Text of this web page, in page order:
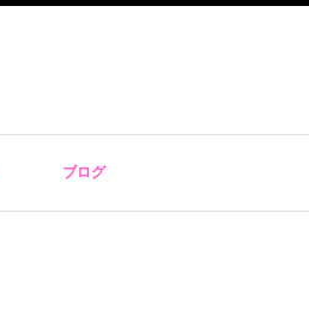
ブログ